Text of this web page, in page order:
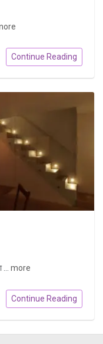
Continue Reading
more
Continue Reading